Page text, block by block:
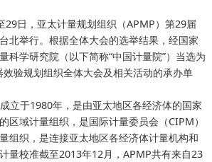
29日，亚太计量规划组织（APMP）第29届
北举行。根据全体大会的选举结果，经国家
科学研究院（以下简称“中国计量院”）当选为
验规划组织全体大会及相关活动的承办单
立于1980年，是由亚太地区各经济体的国家
区域计量组织，是国际计量委员会（CIPM）
组织，是连接亚太地区各经济体计量机构和
计量校准截至2013年12月，APMP共有来自23